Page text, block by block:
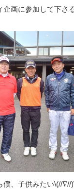
企画に参加して下さ
僕、子供みたい\(//∇//